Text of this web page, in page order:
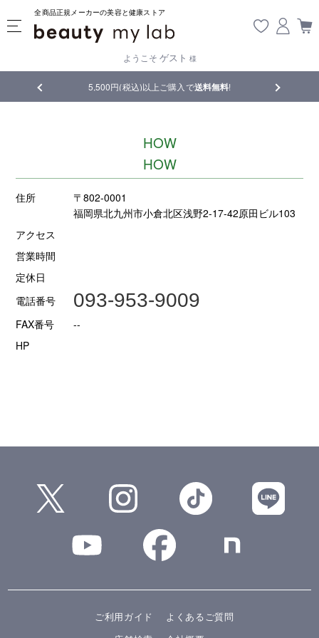
全商品正規メーカーの美容と健康ストア
ようこそ ゲスト 様
5,500円(税込)以上ご購入で 送料無料! 【重要】熊本地震
HOW
HOW
住所
〒802-0001
福岡県北九州市小倉北区浅野2-17-42原田ビル103
アクセス
営業時間
定休日
電話番号
093-953-9009
FAX番号
--
HP
ご利用ガイド
よくあるご質問